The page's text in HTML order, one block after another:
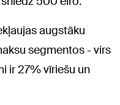
augstāku
segmentos - virs
ir 27% vīriešu un